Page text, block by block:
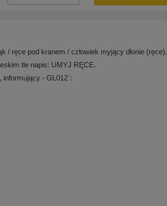
/ ręce pod kranem / człowiek myjący dłonie (ręce).
tle napis: UMYJ RĘCE.
- GL012`: